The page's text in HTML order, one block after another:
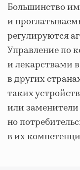
Большинство
и
регулируются
Управление по
и лекарствами
в других
таких
или заменители
но
в их